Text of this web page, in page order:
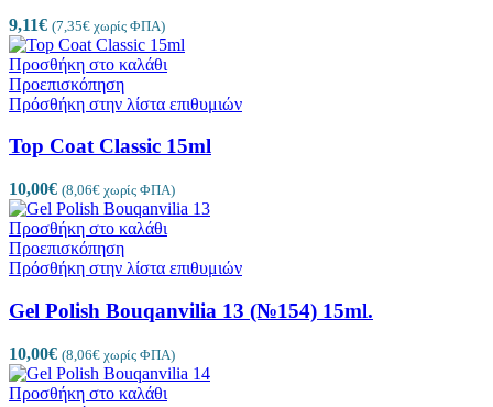
9,11€ (7,35€ χωρίς ΦΠΑ)
Προσθήκη στο καλάθι
Προεπισκόπηση
Πρόσθήκη στην λίστα επιθυμιών
Top Coat Classic 15ml
10,00€ (8,06€ χωρίς ΦΠΑ)
Προσθήκη στο καλάθι
Προεπισκόπηση
Πρόσθήκη στην λίστα επιθυμιών
Gel Polish Bouqanvilia 13 (№154) 15ml.
10,00€ (8,06€ χωρίς ΦΠΑ)
Προσθήκη στο καλάθι